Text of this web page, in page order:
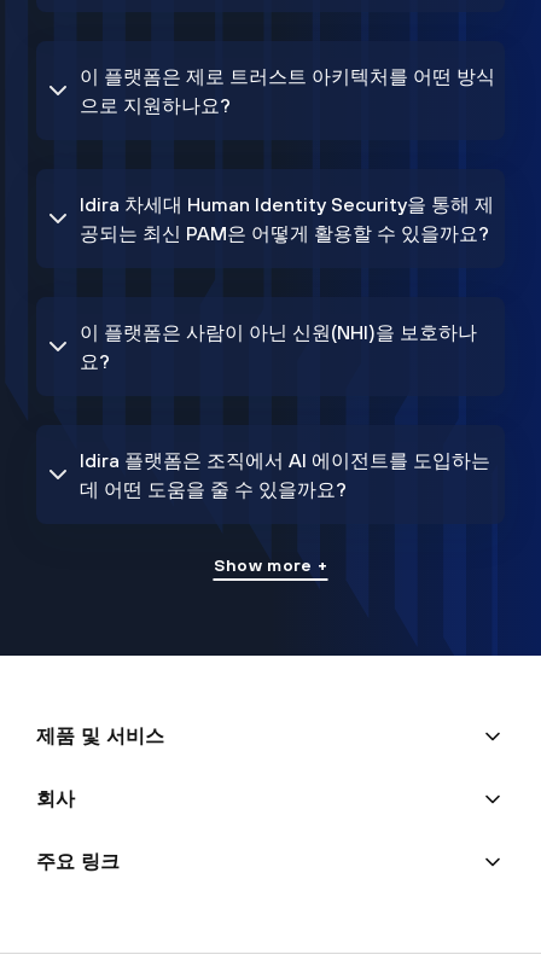
이 플랫폼은 제로 트러스트 아키텍처를 어떤 방식
으로 지원하나요?
Idira 차세대 Human Identity Security을 통해 제
공되는 최신 PAM은 어떻게 활용할 수 있을까요?
이 플랫폼은 사람이 아닌 신원(NHI)을 보호하나
요?
Idira 플랫폼은 조직에서 AI 에이전트를 도입하는
데 어떤 도움을 줄 수 있을까요?
Show more +
제품 및 서비스
회사
주요 링크